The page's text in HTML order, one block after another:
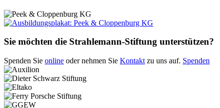
Sie möchten die Strahlemann-Stiftung unterstützen?
Spenden Sie online oder nehmen Sie Kontakt zu uns auf. Spenden